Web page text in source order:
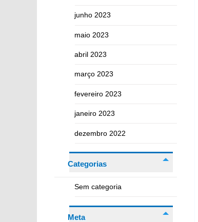
junho 2023
maio 2023
abril 2023
março 2023
fevereiro 2023
janeiro 2023
dezembro 2022
Categorias
Sem categoria
Meta